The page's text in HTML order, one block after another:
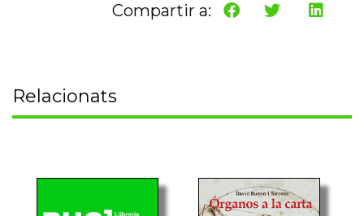
Compartir a:
Relacionats